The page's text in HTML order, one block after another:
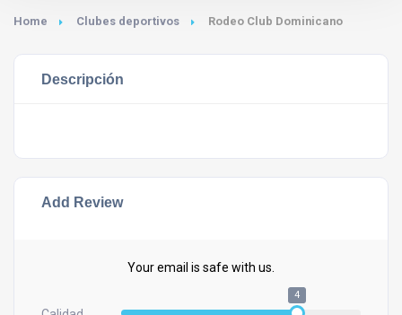
Home Clubes deportivos Rodeo Club Dominicano
Descripción
Add Review
Your email is safe with us.
4